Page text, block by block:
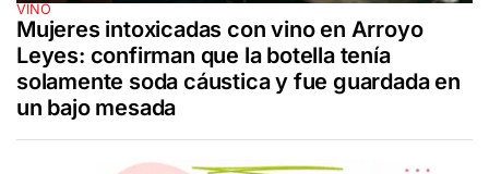
VINO
Mujeres intoxicadas con vino en Arroyo
Leyes: confirman que la botella tenía
solamente soda cáustica y fue guardada en
un bajo mesada